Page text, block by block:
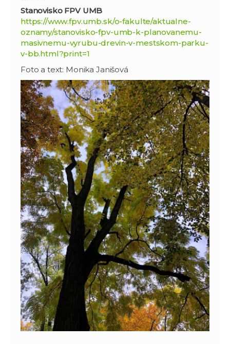
Stanovisko FPV UMB
https://www.fpv.umb.sk/o-fakulte/aktualne-
oznamy/stanovisko-fpv-umb-k-planovanemu-
masivnemu-vyrubu-drevin-v-mestskom-parku-
v-bb.html?print=1
Foto a text: Monika Janišová